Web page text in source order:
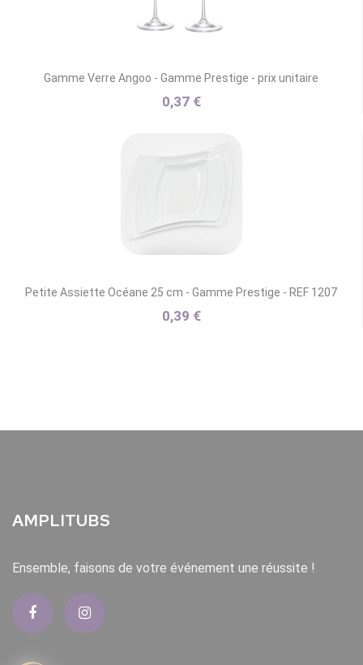
Gamme Verre Angoo - Gamme Prestige - prix unitaire
0,37 €
Petite Assiette Océane 25 cm - Gamme Prestige - REF 1207
0,39 €
AMPLITUBS
Ensemble, faisons de votre événement une réussite !